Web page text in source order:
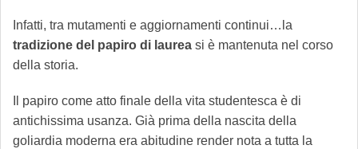
Infatti, tra mutamenti e aggiornamenti continui…la
tradizione del papiro di laurea si è mantenuta nel corso
della storia.
Il papiro come atto finale della vita studentesca è di
antichissima usanza. Già prima della nascita della
goliardia moderna era abitudine render nota a tutta la